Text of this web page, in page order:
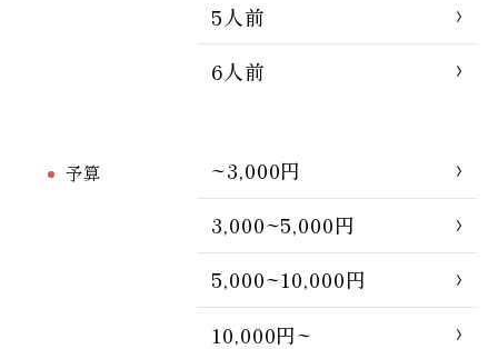
5人前
6人前
予算
~3,000円
3,000~5,000円
5,000~10,000円
10,000円~